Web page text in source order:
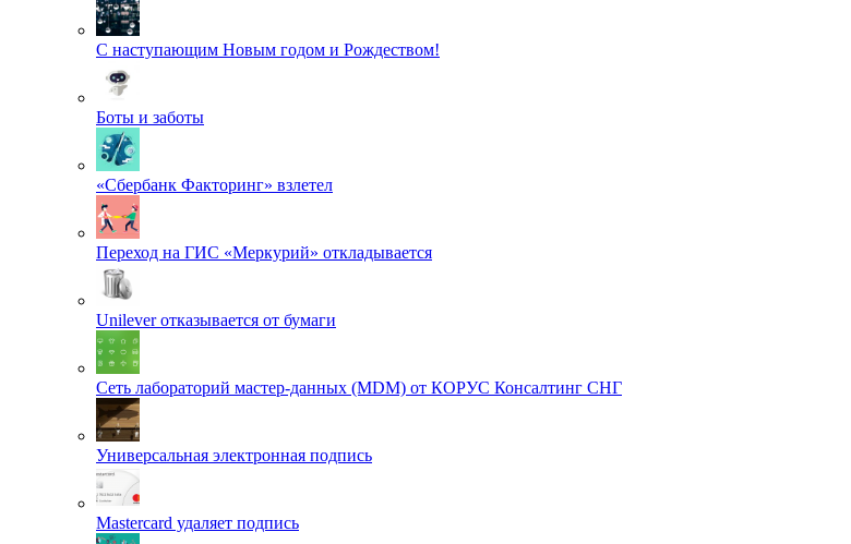
С наступающим Новым годом и Рождеством!
Боты и заботы
«Сбербанк Факторинг» взлетел
Переход на ГИС «Меркурий» откладывается
Unilever отказывается от бумаги
Сеть лабораторий мастер-данных (MDM) от КОРУС Консалтинг СНГ
Универсальная электронная подпись
Mastercard удаляет подпись